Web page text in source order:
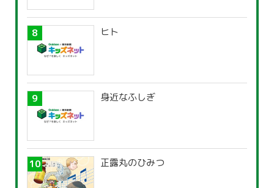
ヒト
身近なふしぎ
正露丸のひみつ